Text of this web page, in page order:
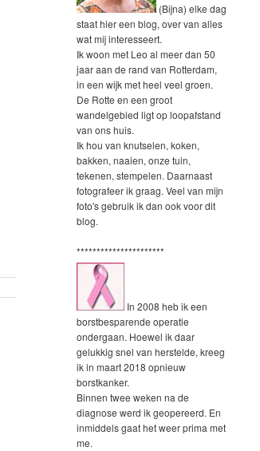
(Bijna) elke dag
staat hier een blog, over van alles
wat mij interesseert.
Ik woon met Leo al meer dan 50
jaar aan de rand van Rotterdam,
in een wijk met heel veel groen.
De Rotte en een groot
wandelgebied ligt op loopafstand
van ons huis.
Ik hou van knutselen, koken,
bakken, naaien, onze tuin,
tekenen, stempelen. Daarnaast
fotografeer ik graag. Veel van mijn
foto's gebruik ik dan ook voor dit
blog.
**********************
In 2008 heb ik een
borstbesparende operatie
ondergaan. Hoewel ik daar
gelukkig snel van herstelde, kreeg
ik in maart 2018 opnieuw
borstkanker.
Binnen twee weken na de
diagnose werd ik geopereerd. En
inmiddels gaat het weer prima met
me.